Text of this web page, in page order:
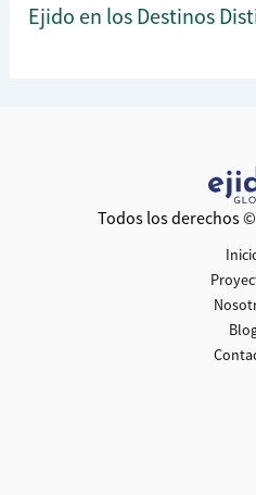
Ejido en los Destinos
Todos los derechos